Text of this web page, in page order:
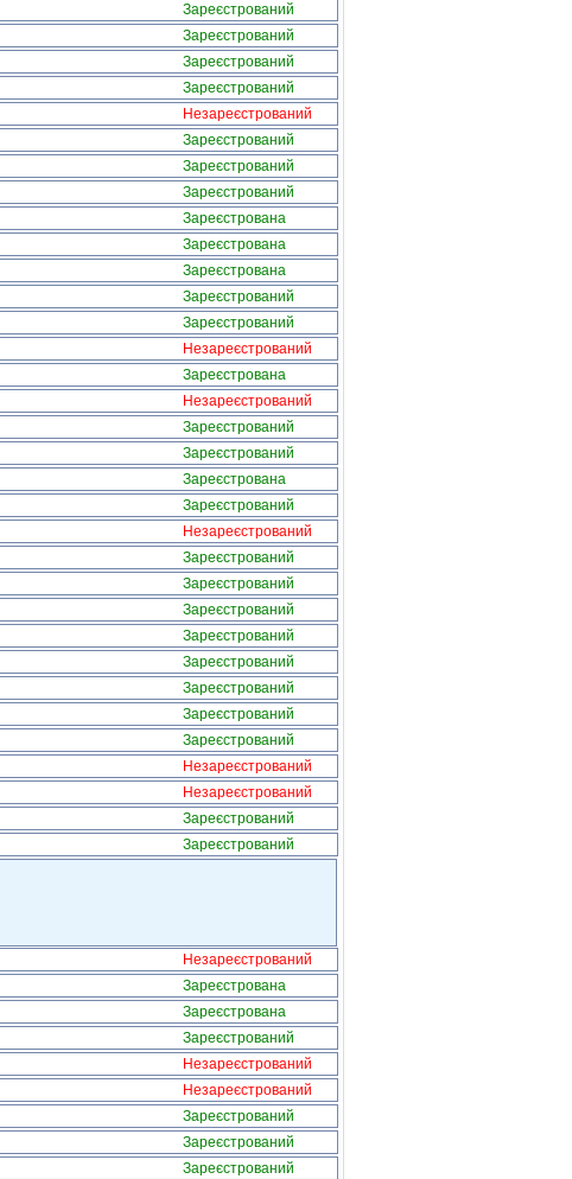
Зареєстрований
Зареєстрований
Зареєстрований
Зареєстрований
Незареєстрований
Зареєстрований
Зареєстрований
Зареєстрований
Зареєстрована
Зареєстрована
Зареєстрована
Зареєстрований
Зареєстрований
Незареєстрований
Зареєстрована
Незареєстрований
Зареєстрований
Зареєстрований
Зареєстрована
Зареєстрований
Незареєстрований
Зареєстрований
Зареєстрований
Зареєстрований
Зареєстрований
Зареєстрований
Зареєстрований
Зареєстрований
Зареєстрований
Незареєстрований
Незареєстрований
Зареєстрований
Зареєстрований
Незареєстрований
Зареєстрована
Зареєстрована
Зареєстрований
Незареєстрований
Незареєстрований
Зареєстрований
Зареєстрований
Зареєстрований